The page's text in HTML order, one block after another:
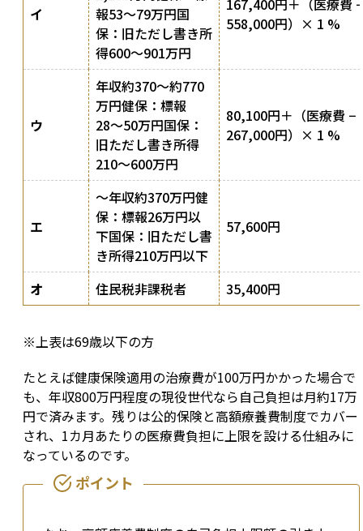
イ
報53〜79万円国
保：旧ただし書き所
得600〜901万円
167,400円＋（医療費 −
558,000円）× 1 %
ウ
年収約370〜約770
万円健保：標報
28〜50万円国保：
旧ただし書き所得
210〜600万円
80,100円＋（医療費 −
267,000円）× 1 %
エ
〜年収約370万円健
保：標報26万円以
下国保：旧ただし書
き所得210万円以下
57,600円
オ 住民税非課税者 35,400円
※上表は69歳以下の方
たとえば健康保険適用の治療費が100万円かかった場合で
も、年収800万円程度の現役世代なら自己負担は月約17万
円で済みます。残りは公的保険と高額療養費制度でカバー
され、1カ月あたりの医療費負担に上限を設ける仕組みに
なっているのです。